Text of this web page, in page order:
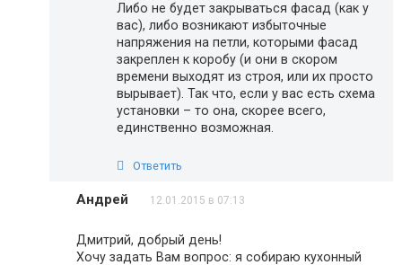
Либо не будет закрываться фасад (как у
вас), либо возникают избыточные
напряжения на петли, которыми фасад
закреплен к коробу (и они в скором
времени выходят из строя, или их просто
вырывает). Так что, если у вас есть схема
установки – то она, скорее всего,
единственно возможная.
Ответить
Андрей 12.01.2015 в 07:13
Дмитрий, добрый день!
Хочу задать Вам вопрос: я собираю кухонный